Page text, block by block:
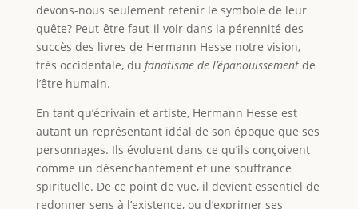
devons-nous seulement retenir le symbole de leur
quête? Peut-être faut-il voir dans la pérennité des
succès des livres de Hermann Hesse notre vision,
très occidentale, du fanatisme de l’épanouissementde
l’être humain.
En tant qu’écrivain et artiste, Hermann Hesse est
autant un représentant idéal de son époque que ses
personnages. Ils évoluent dans ce qu’ils conçoivent
comme un désenchantement et une souffrance
spirituelle. De ce point de vue, il devient essentiel de
redonner sens à l’existence, ou d’exprimer ses